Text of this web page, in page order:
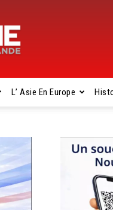
L’ Asie En Europe